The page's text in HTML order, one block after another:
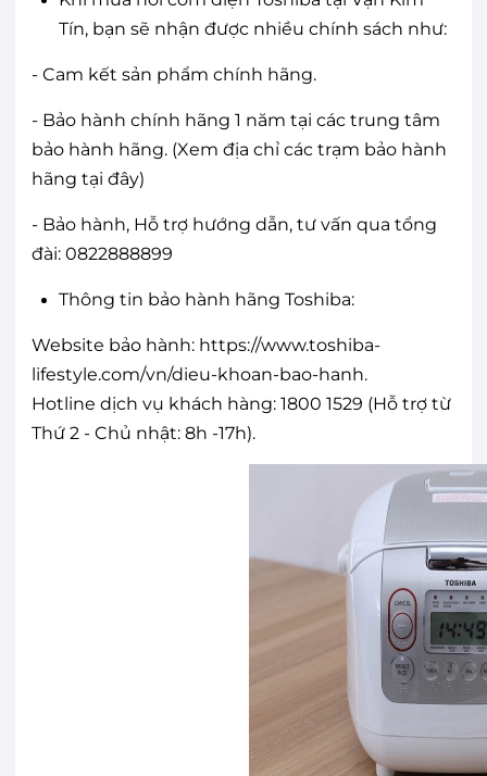
Tín, bạn sẽ nhận được nhiều chính sách như:
- Cam kết sản phẩm chính hãng.
- Bảo hành chính hãng 1 năm tại các trung tâm
bảo hành hãng. (Xem địa chỉ các trạm bảo hành
hãng tại đây)
- Bảo hành, Hỗ trợ hướng dẫn, tư vấn qua tổng
đài: 0822888899
Thông tin bảo hành hãng Toshiba:
Website bảo hành: https://www.toshiba-
lifestyle.com/vn/dieu-khoan-bao-hanh.
Hotline dịch vụ khách hàng: 1800 1529 (Hỗ trợ từ
Thứ 2 - Chủ nhật: 8h -17h).